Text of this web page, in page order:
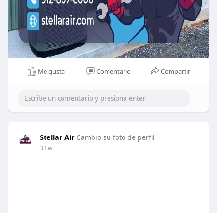
Me gusta Comentario Compartir
Stellar Air Cambio su foto de perfil
33 w